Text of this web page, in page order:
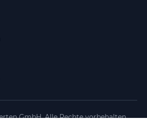
GmbH. Alle Rechte vorbehalten.